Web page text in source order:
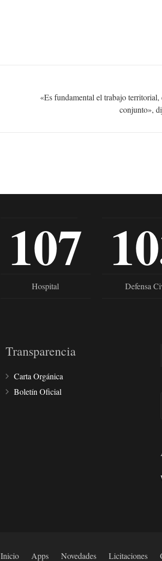
«Es fundamental el trabajo
conjunto»,
107
Hospital Defensa
Transparencia
Carta Orgánica
Boletín Oficial
Inicio Apps Novedades Licitaciones